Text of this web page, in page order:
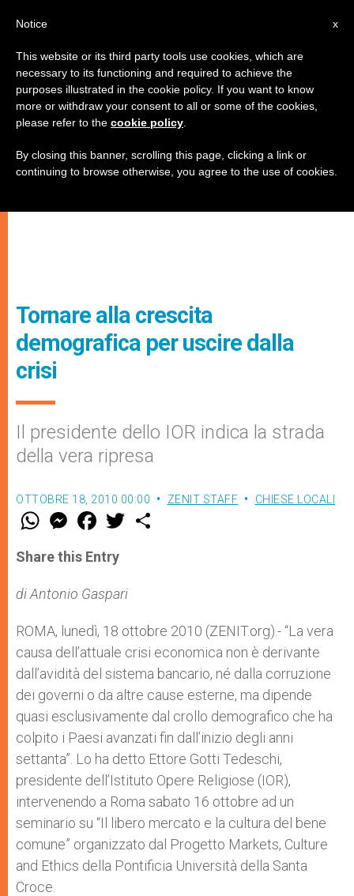
Tornare alla crescita
demografica per uscire dalla
crisi
Il presidente dello IOR indica la strada
della vera ripresa
OTTOBRE 18, 2010 00:00 ZENIT STAFF CHIESE LOCALI
W
t
s
p
p
M
e
s
e
g
e
F
a
e
b
o
k
w
Share this Entry
di Antonio Gaspari
ROMA, lunedì, 18 ottobre 2010 (ZENIT.org).- “La vera
causa dell’attuale crisi economica non è derivante
dall’avidità del sistema bancario, né dalla corruzione
dei governi o da altre cause esterne, ma dipende
quasi esclusivamente dal crollo demografico che ha
colpito i Paesi avanzati fin dall’inizio degli anni
settanta”. Lo ha detto Ettore Gotti Tedeschi,
presidente dell’Istituto Opere Religiose (IOR),
intervenendo a Roma sabato 16 ottobre ad un
seminario su “Il libero mercato e la cultura del bene
comune” organizzato dal Progetto Markets, Culture
and Ethics della Pontificia Università della Santa
Croce.
x
Notice
This website or its third party tools use cookies, which are
necessary to its functioning and required to achieve the
purposes illustrated in the cookie policy. If you want to know
more or withdraw your consent to all or some of the cookies,
please refer to the cookie policy
By closing this banner, scrolling this page, clicking a link or
continuing to browse otherwise, you agree to the use of cookies.